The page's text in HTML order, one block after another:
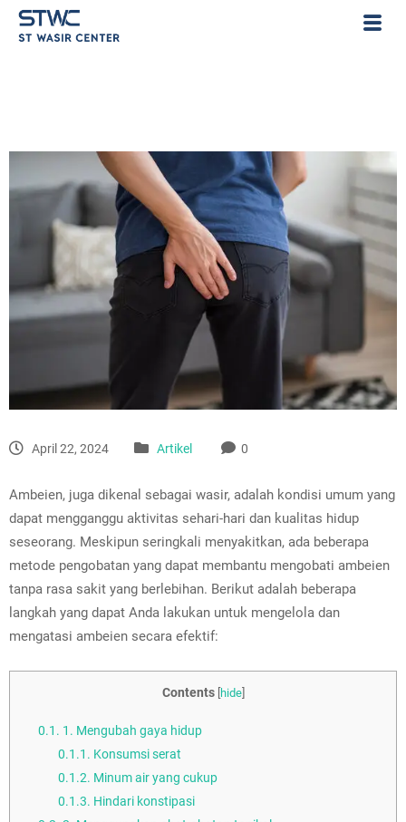
April 22, 2024 Artikel 0
Ambeien, juga dikenal sebagai wasir, adalah kondisi umum yang
dapat mengganggu aktivitas sehari-hari dan kualitas hidup
seseorang. Meskipun seringkali menyakitkan, ada beberapa
metode pengobatan yang dapat membantu mengobati ambeien
tanpa rasa sakit yang berlebihan. Berikut adalah beberapa
langkah yang dapat Anda lakukan untuk mengelola dan
mengatasi ambeien secara efektif:
Contents hide]
0.1. 1. Mengubah gaya hidup
0.1.1. Konsumsi serat
0.1.2. Minum air yang cukup
0.1.3. Hindari konstipasi